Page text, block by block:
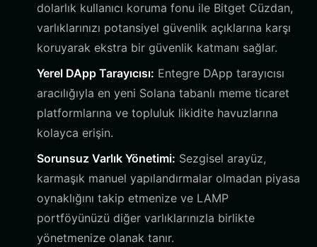
dolarlık kullanıcı koruma fonu ile Bitget Cüzdan,
varlıklarınızı potansiyel güvenlik açıklarına karşı
koruyarak ekstra bir güvenlik katmanı sağlar.
Yerel DApp Tarayıcısı: Entegre DApp tarayıcısı
aracılığıyla en yeni Solana tabanlı meme ticaret
platformlarına ve topluluk likidite havuzlarına
kolayca erişin.
Sorunsuz Varlık Yönetimi: Sezgisel arayüz,
karmaşık manuel yapılandırmalar olmadan piyasa
oynaklığını takip etmenize ve LAMP
portföyünüzü diğer varlıklarınızla birlikte
yönetmenize olanak tanır.